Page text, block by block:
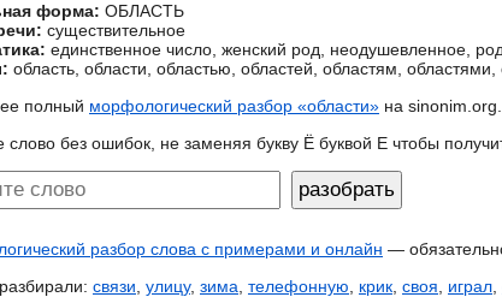
форма: ОБЛАСТЬ
существительное
единственное число, женский род, неодушевленное,
область, области, областью, областей, областям, областями,
полный морфологический разбор «области» на sinonim.org.
слово без ошибок, не заменяя букву Ё буквой Е чтобы
разбор слова с примерами и онлайн —
связи улицу, зима телефонную крик своя играл